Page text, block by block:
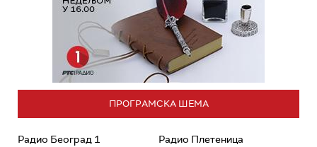
ПРОГРАМСКА ШЕМА
Радио Београд 1 Радио Плетеница